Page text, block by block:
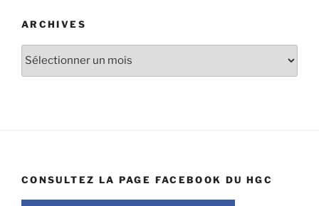
ARCHIVES
Archives
CONSULTEZ LA PAGE FACEBOOK DU HGC